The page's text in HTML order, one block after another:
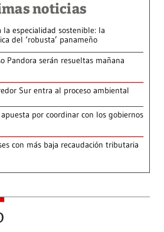
noticias
la especialidad sostenible: la
del ‘robusta’ panameño
Pandora serán resueltas mañana
Sur entra al proceso ambiental
por coordinar con los gobiernos
con más baja recaudación tributaria